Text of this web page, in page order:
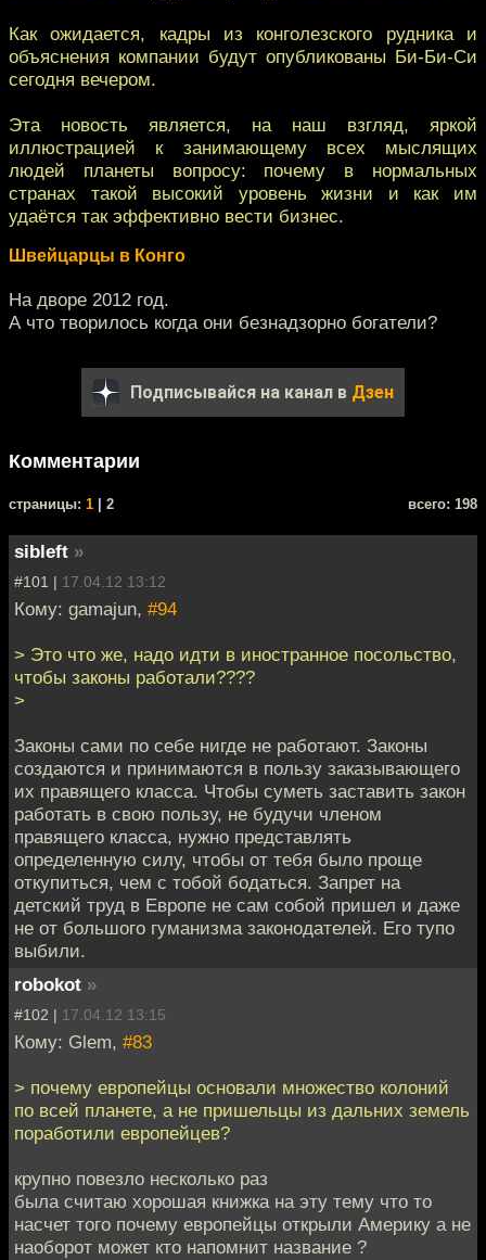
Как ожидается, кадры из конголезского рудника и
объяснения компании будут опубликованы Би-Би-Си
сегодня вечером.
Эта новость является, на наш взгляд, яркой
иллюстрацией к занимающему всех мыслящих
людей планеты вопросу: почему в нормальных
странах такой высокий уровень жизни и как им
удаётся так эффективно вести бизнес.
Швейцарцы в Конго
На дворе 2012 год.
А что творилось когда они безнадзорно богатели?
Подписывайся на канал в Дзен
Комментарии
cтраницы: 1 | 2 всего: 198
sibleft »
#101 | 17.04.12 13:12
Кому: gamajun, #94
> Это что же, надо идти в иностранное посольство,
чтобы законы работали????
>
Законы сами по себе нигде не работают. Законы
создаются и принимаются в пользу заказывающего
их правящего класса. Чтобы суметь заставить закон
работать в свою пользу, не будучи членом
правящего класса, нужно представлять
определенную силу, чтобы от тебя было проще
откупиться, чем с тобой бодаться. Запрет на
детский труд в Европе не сам собой пришел и даже
не от большого гуманизма законодателей. Его тупо
выбили.
robokot »
#102 | 17.04.12 13:15
Кому: Glem, #83
> почему европейцы основали множество колоний
по всей планете, а не пришельцы из дальних земель
поработили европейцев?
крупно повезло несколько раз
была считаю хорошая книжка на эту тему что то
насчет того почему европейцы открыли Америку а не
наоборот может кто напомнит название ?